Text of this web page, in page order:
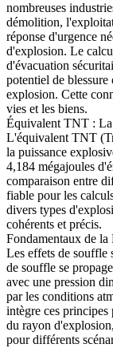
nombreuses
démolition,
réponse d'urgence
d'explosion. Le
d'évacuation
potentiel de blessure
explosion. Cette
vies et les biens.
Équivalent TNT : La
L'équivalent TNT
la puissance
4,184 mégajoules
comparaison entre
fiable pour les
divers types
cohérents et précis.
Fondamentaux de
Les effets de souffle
de souffle se
avec une pression
par les conditions
intègre ces
du rayon
pour différents